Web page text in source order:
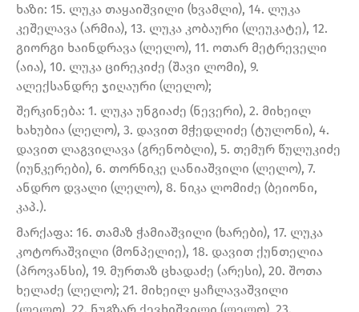
ხაზი: 15. ლუკა თაყაიშვილი (ხვამლი), 14. ლუკა
კეშელავა (არმია), 13. ლუკა კობაური (ლეუკატე), 12.
გიორგი ხაინდრავა (ლელო), 11. ოთარ მეტრეველი
(აია), 10. ლუკა ცირეკიძე (შავი ლომი), 9.
ალექსანდრე ჯიღაური (ლელო);
შერკინება: 1. ლუკა უნგიაძე (ნევერი), 2. მიხეილ
ხახუბია (ლელო), 3. დავით მჭედლიძე (ტულონი), 4.
დავით ლაგვილავა (გრენობლი), 5. თემურ წულუკიძე
(იუნკერები), 6. თორნიკე ღანიაშვილი (ლელო), 7.
ანდრო დვალი (ლელო), 8. ნიკა ლომიძე (ბეიონი,
კაპ.).
მარქაფა: 16. თამაზ ჭამიაშვილი (ხარები), 17. ლუკა
კოტორაშვილი (მონპელიე), 18. დავით ქუნთელია
(პროვანსი), 19. მურთაზ ცხადაძე (არესი), 20. შოთა
ხელაძე (ლელო); 21. მიხეილ ყაჩლავაშვილი